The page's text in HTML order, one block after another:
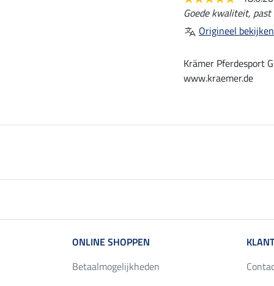
Goede kwaliteit,
Origineel bekijken
Krämer Pferdesport
www.kraemer.de
ONLINE SHOPPEN
Betaalmogelijkheden